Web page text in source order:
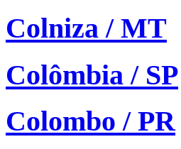
Colniza / MT
Colômbia / SP
Colombo / PR